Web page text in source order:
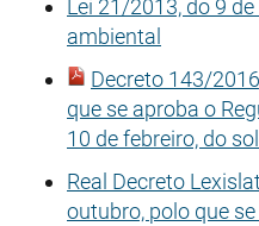
Lei 21/2013, do 9
ambiental
Decreto 143/
que se aproba o
10 de febreiro, do
Real Decreto
outubro, polo que